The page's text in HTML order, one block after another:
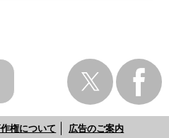
権について 広告のご案内